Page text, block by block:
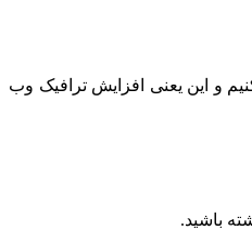
و این یعنی افزایش ترافیک وب
باشید.